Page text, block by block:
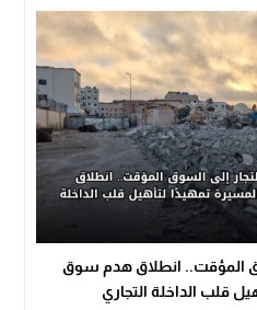
المؤقت.. انطلاق هدم سوق
قلب الداخلة التجاري